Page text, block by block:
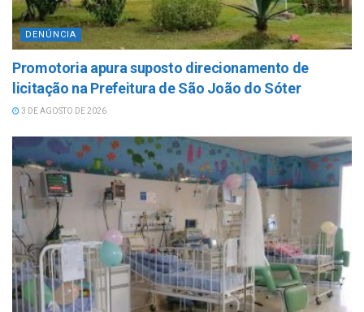
DENÚNCIA
Promotoria apura suposto direcionamento de
licitação na Prefeitura de São João do Sóter
3 DE AGOSTO DE 2026